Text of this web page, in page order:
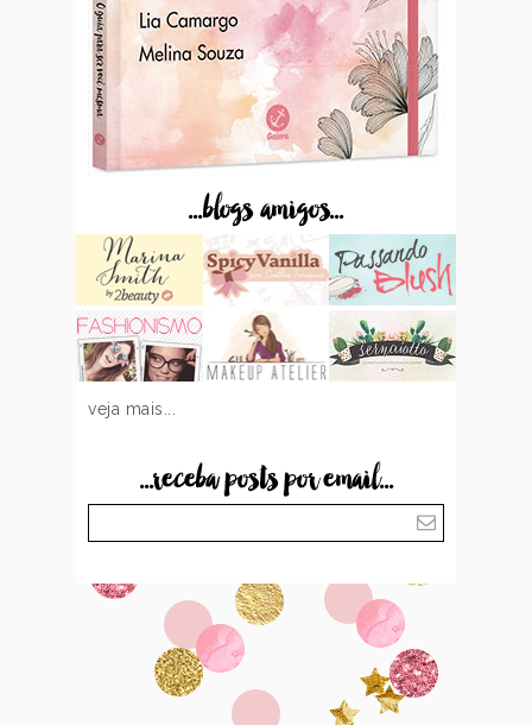
...blogs amigos...
veja mais...
...receba posts por email...